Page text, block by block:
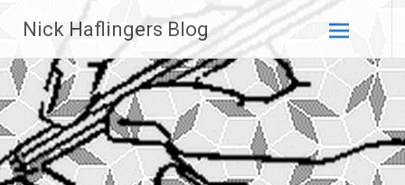
Inhalt
springen
Nick Haflingers Blog